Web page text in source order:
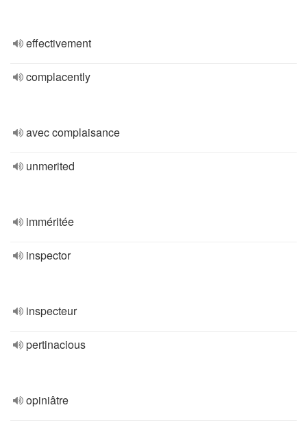
effectivement
complacently
avec complaisance
unmerited
imméritée
inspector
inspecteur
pertinacious
opiniâtre